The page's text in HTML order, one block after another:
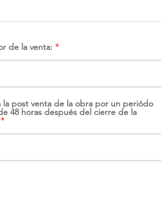
de la venta:
la post venta de la obra por un periódo
48 horas después del cierre de la